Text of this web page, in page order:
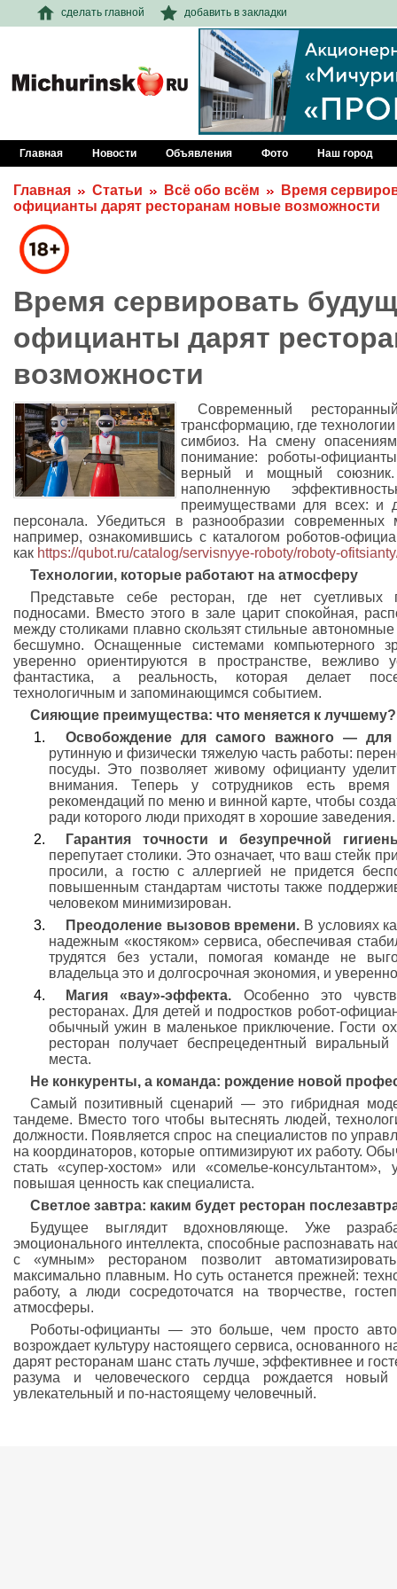
сделать главной добавить в закладки
Главная Новости Объявления Фото Наш город
Главная Статьи Всё обо всём
Время
официанты дарят ресторанам новые возможности
Время сервировать
официанты дарят
возможности
Современный
трансформацию, где
симбиоз. На смену
понимание: роботы-
верный и мощный
наполненную
преимуществами для всех: и
персонала. Убедиться в разнообразии
например, ознакомившись с каталогом роботов-
как https://qubot.ru/catalog/servisnyye-roboty/roboty-
Технологии, которые работают на атмосферу
Представьте себе ресторан, где нет
подносами. Вместо этого в зале царит спокойная,
между столиками плавно скользят стильные
бесшумно. Оснащенные системами компьютерного
уверенно ориентируются в пространстве,
фантастика, а реальность, которая делает
технологичным и запоминающимся событием.
Сияющие преимущества: что меняется к лучшему?
Освобождение для самого важного — для
рутинную и физически тяжелую часть работы:
посуды. Это позволяет живому официанту
внимания. Теперь у сотрудников есть
рекомендаций по меню и винной карте, чтобы
ради которого люди приходят в хорошие заведения.
Гарантия точности и безупречной
перепутает столики. Это означает, что ваш стейк
просили, а гостю с аллергией не придется
повышенным стандартам чистоты также
человеком минимизирован.
Преодоление вызовов времени. В условиях
надежным «костяком» сервиса, обеспечивая
трудятся без устали, помогая команде не
владельца это и долгосрочная экономия, и
Магия «вау»-эффекта. Особенно это
ресторанах. Для детей и подростков робот-
обычный ужин в маленькое приключение. Гости
ресторан получает беспрецедентный
места.
Не конкуренты, а команда: рождение новой
Самый позитивный сценарий — это гибридная
тандеме. Вместо того чтобы вытеснять людей,
должности. Появляется спрос на специалистов по
на координаторов, которые оптимизируют их работу.
стать «супер-хостом» или «сомелье-
повышая ценность как специалиста.
Светлое завтра: каким будет ресторан
Будущее выглядит вдохновляюще. Уже
эмоционального интеллекта, способные распознавать
с «умным» рестораном позволит
максимально плавным. Но суть останется прежней:
работу, а люди сосредоточатся на творчестве,
атмосферы.
Роботы-официанты — это больше, чем просто
возрождает культуру настоящего сервиса, основанного
дарят ресторанам шанс стать лучше, эффективнее и
разума и человеческого сердца рождается
увлекательный и по-настоящему человечный.